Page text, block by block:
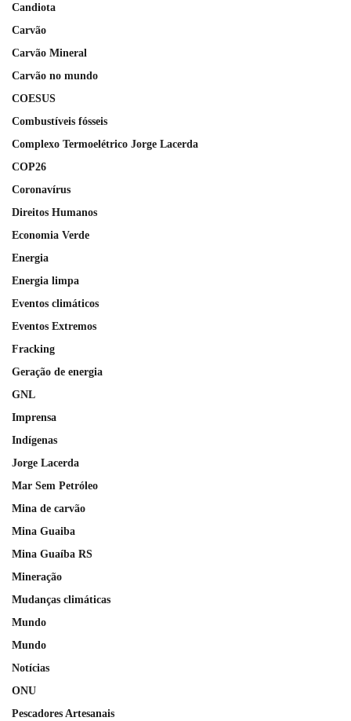
Candiota
Carvão
Carvão Mineral
Carvão no mundo
COESUS
Combustíveis fósseis
Complexo Termoelétrico Jorge Lacerda
COP26
Coronavírus
Direitos Humanos
Economia Verde
Energia
Energia limpa
Eventos climáticos
Eventos Extremos
Fracking
Geração de energia
GNL
Imprensa
Indígenas
Jorge Lacerda
Mar Sem Petróleo
Mina de carvão
Mina Guaiba
Mina Guaíba RS
Mineração
Mudanças climáticas
Mundo
Mundo
Notícias
ONU
Pescadores Artesanais